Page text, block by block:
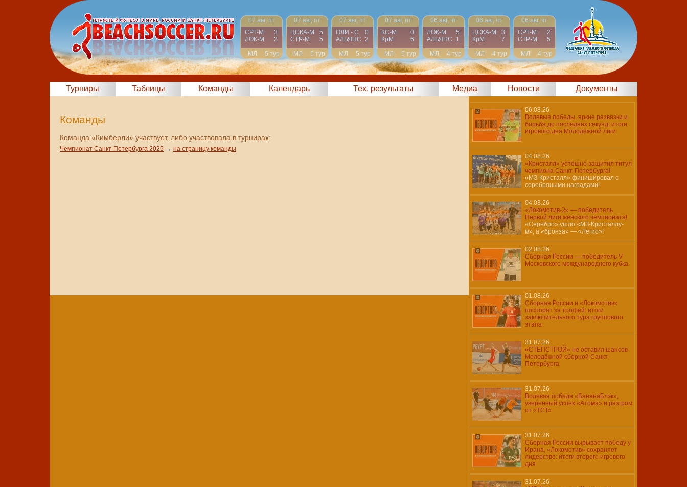
07 авг, пт
СРТ-М
3
ЛОК-М
2
МЛ
5 тур
07 авг, пт
ЦСКА-М
5
СТР-М
5
МЛ
5 тур
07 авг, пт
ОЛИ - С
0
АЛЬЯНС 2
МЛ
5 тур
07 авг, пт
КС-М
0
КрМ
6
МЛ
5 тур
06 авг, чт
ЛОК-М
5
АЛЬЯНС
1
МЛ
4 тур
06 авг, чт
ЦСКА-М
3
КрМ
7
МЛ
4 тур
06 авг, чт
СРТ-М
2
СТР-М
5
МЛ
4 тур
Турниры Таблицы Команды Календарь Тех. результаты Медиа Новости Документы
Команды
Команда «Кимберли» участвует, либо участвовала в турнирах:
Чемпионат Санкт-Петербурга 2025 → на страницу команды
06.08.26
Волевые победы, яркие развязки и
борьба до последних секунд: итоги
игрового дня Молодёжной лиги
04.08.26
«Кристалл» успешно защитил титул
чемпиона Санкт-Петербурга!
«МЗ-Кристалл» финишировал с
серебряными наградами!
04.08.26
«Локомотив-2» — победитель
Первой лиги женского чемпионата!
«Серебро» ушло «МЗ-Кристаллу-
м», а «бронза» — «Легио»!
02.08.26
Сборная России — победитель V
Московского международного кубка
01.08.26
Сборная России и «Локомотив»
поспорят за трофей: итоги
заключительного тура группового
этапа
31.07.26
«СТЕПСТРОЙ» не оставил шансов
Молодёжной сборной Санкт-
Петербурга
31.07.26
Волевая победа «БананаБлэк»,
уверенный успех «Атома» и разгром
от «ТСТ»
31.07.26
Сборная России вырывает победу у
Ирана, «Локомотив» сохраняет
лидерство: итоги второго игрового
дня
31.07.26